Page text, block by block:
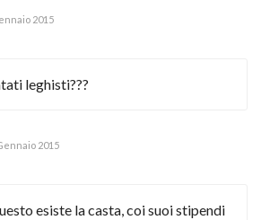
2015
leghisti???
2015
esiste la casta, coi suoi stipendi